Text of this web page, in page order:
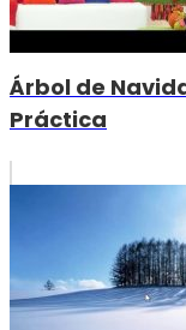
Árbol de
Práctica